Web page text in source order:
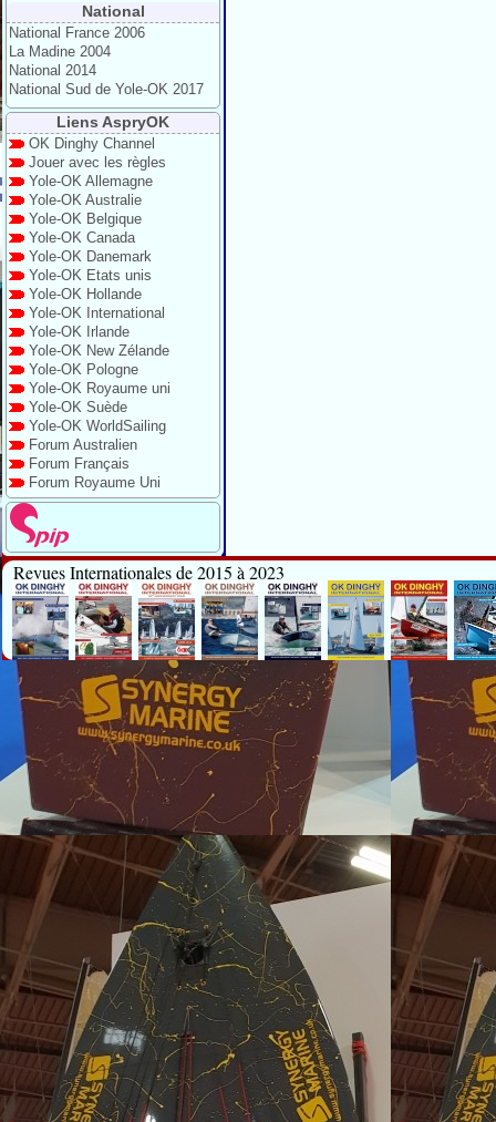
National
National France 2006
La Madine 2004
National 2014
National Sud de Yole-OK 2017
Liens AspryOK
OK Dinghy Channel
Jouer avec les règles
Yole-OK Allemagne
Yole-OK Australie
Yole-OK Belgique
Yole-OK Canada
Yole-OK Danemark
Yole-OK Etats unis
Yole-OK Hollande
Yole-OK International
Yole-OK Irlande
Yole-OK New Zélande
Yole-OK Pologne
Yole-OK Royaume uni
Yole-OK Suède
Yole-OK WorldSailing
Forum Australien
Forum Français
Forum Royaume Uni
Revues Internationales de 2015 à 2023